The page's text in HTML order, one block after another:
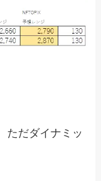
ただダイナミッ